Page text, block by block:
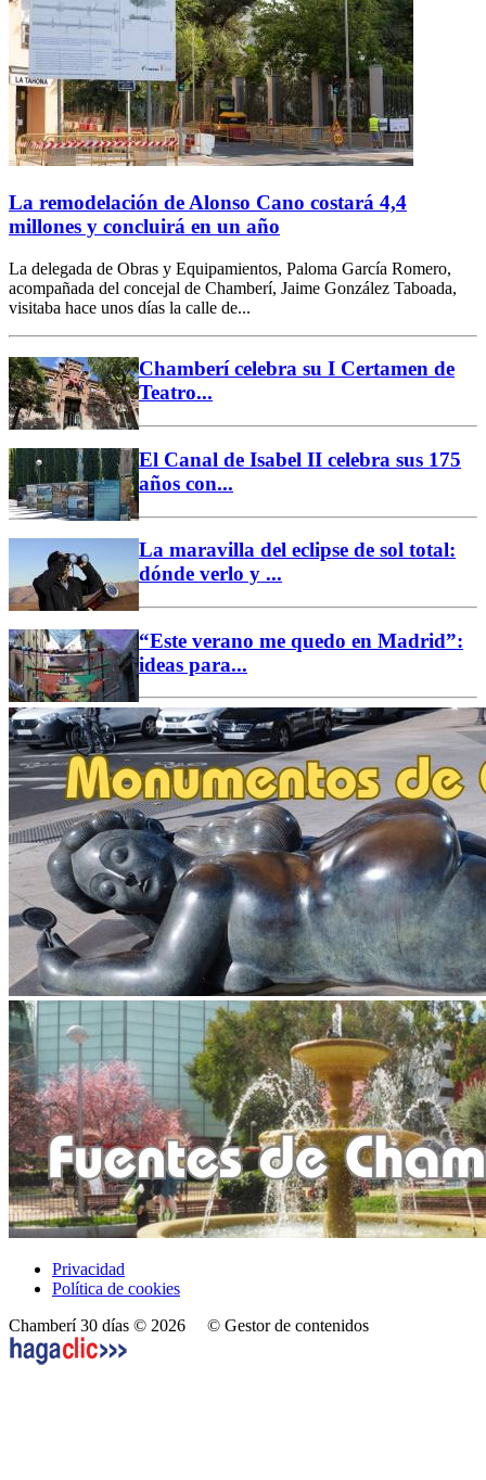
La remodelación de Alonso Cano costará 4,4
millones y concluirá en un año
La delegada de Obras y Equipamientos, Paloma García Romero,
acompañada del concejal de Chamberí, Jaime González Taboada,
visitaba hace unos días la calle de...
Chamberí celebra su I Certamen de
Teatro...
El Canal de Isabel II celebra sus 175
años con...
La maravilla del eclipse de sol total:
dónde verlo y ...
“Este verano me quedo en Madrid”:
ideas para...
Privacidad
Política de cookies
Chamberí 30 días © 2026 © Gestor de contenidos